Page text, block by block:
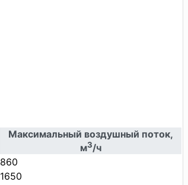
Максимальный воздушный поток,
м3/ч
860
1650